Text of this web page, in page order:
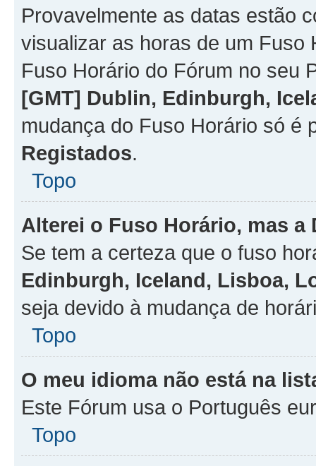
Provavelmente as datas estão
visualizar as horas de um Fuso
Fuso Horário do Fórum no seu
[GMT] Dublin, Edinburgh,
mudança do Fuso Horário só é
Registados.
Topo
Alterei o Fuso Horário, mas a
Se tem a certeza que o fuso
Edinburgh, Iceland, Lisboa,
seja devido à mudança de
Topo
O meu idioma não está na
Este Fórum usa o Português
Topo